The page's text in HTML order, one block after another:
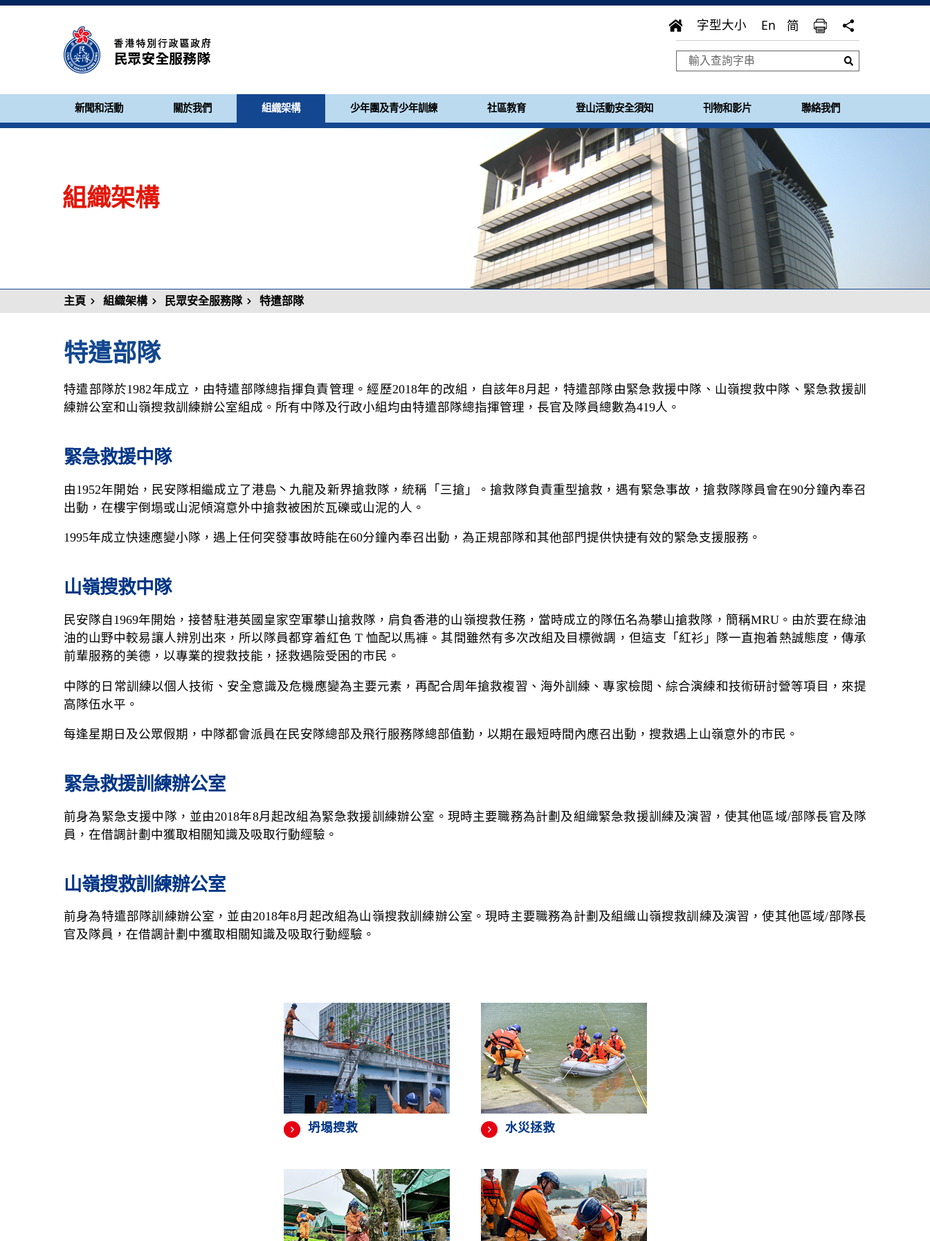
字型大小 En 简
新聞和活動 關於我們 組織架構 少年團及青少年訓練 社區教育 登山活動安全須知 刊物和影片 聯絡我們
組織架構
主頁 組織架構 民眾安全服務隊 特遣部隊
特遣部隊
特遣部隊於1982年成立，由特遣部隊總指揮負責管理。經歷2018年的改組，自該年8月起，特遣部隊由緊急救援中隊、山嶺搜救中隊、緊急救援訓
練辦公室和山嶺搜救訓練辦公室組成。所有中隊及行政小組均由特遣部隊總指揮管理，長官及隊員總數為419人。
緊急救援中隊
由1952年開始，民安隊相繼成立了港島丶九龍及新界搶救隊，統稱「三搶」。搶救隊負責重型搶救，遇有緊急事故，搶救隊隊員會在90分鐘內奉召
出動，在樓宇倒塌或山泥傾瀉意外中搶救被困於瓦礫或山泥的人。
1995年成立快速應變小隊，遇上任何突發事故時能在60分鐘內奉召出動，為正規部隊和其他部門提供快捷有效的緊急支援服務。
山嶺搜救中隊
民安隊自1969年開始，接替駐港英國皇家空軍攀山搶救隊，肩負香港的山嶺搜救任務，當時成立的隊伍名為攀山搶救隊，簡稱MRU。由於要在綠油
油的山野中較易讓人辨別出來，所以隊員都穿着紅色 T 恤配以馬褲。其間雖然有多次改組及目標微調，但這支「紅衫」隊一直抱着熱誠態度，傳承
前輩服務的美德，以專業的搜救技能，拯救遇險受困的市民。
中隊的日常訓練以個人技術、安全意識及危機應變為主要元素，再配合周年搶救複習、海外訓練、專家檢閲、綜合演練和技術研討營等項目，來提
高隊伍水平。
每逢星期日及公眾假期，中隊都會派員在民安隊總部及飛行服務隊總部值勤，以期在最短時間內應召出動，搜救遇上山嶺意外的市民。
緊急救援訓練辦公室
前身為緊急支援中隊，並由2018年8月起改組為緊急救援訓練辦公室。現時主要職務為計劃及組織緊急救援訓練及演習，使其他區域/部隊長官及隊
員，在借調計劃中獲取相關知識及吸取行動經驗。
山嶺搜救訓練辦公室
前身為特遣部隊訓練辦公室，並由2018年8月起改組為山嶺搜救訓練辦公室。現時主要職務為計劃及組織山嶺搜救訓練及演習，使其他區域/部隊長
官及隊員，在借調計劃中獲取相關知識及吸取行動經驗。
坍塌搜救 水災拯救